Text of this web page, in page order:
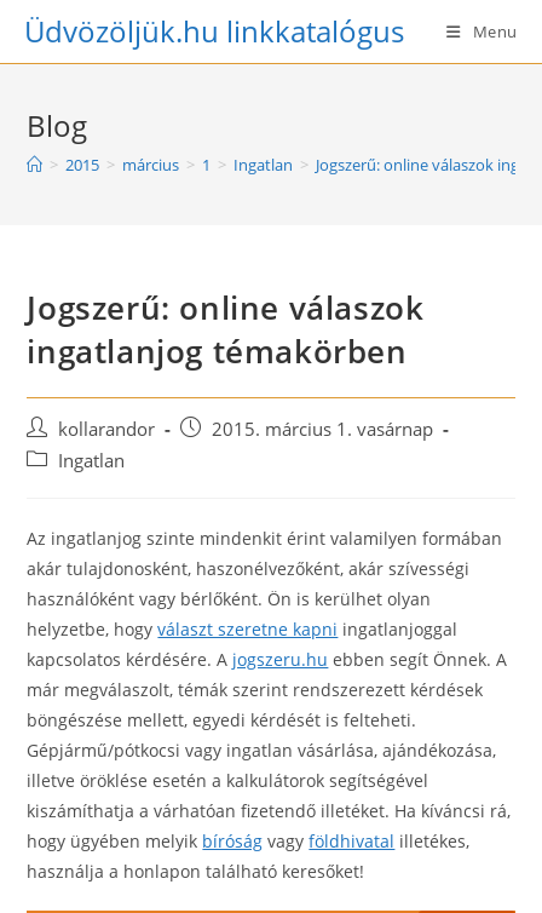
SkipÜdvözöljük.hu linkkatalógus Menu
Blog
> 2015 > március > 1 > Ingatlan > Jogszerű: online válaszok
Jogszerű: online válaszok
ingatlanjog témakörben
Post
author:
kollarandor
Post2015. március 1. vasárnap
PostIngatlan
Az ingatlanjog szinte mindenkit érint valamilyen formában
akár tulajdonosként, haszonélvezőként, akár szívességi
használóként vagy bérlőként. Ön is kerülhet olyan
helyzetbe, hogyválaszt szeretne kapni ingatlanjoggal
kapcsolatos kérdésére. A jogszeru.hu ebben segít Önnek. A
már megválaszolt, témák szerint rendszerezett kérdések
böngészése mellett, egyedi kérdését is felteheti.
Gépjármű/pótkocsi vagy ingatlan vásárlása, ajándékozása,
illetve öröklése esetén a kalkulátorok segítségével
kiszámíthatja a várhatóan fizetendő illetéket. Ha kíváncsi rá,
hogy ügyében melyik bíróság vagyföldhivatal illetékes,
használja a honlapon található keresőket!